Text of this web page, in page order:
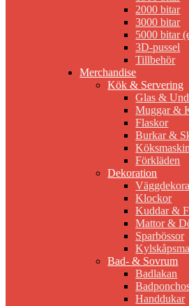
2000 bitar
3000 bitar
5000 bitar
3D-pussel
Tillbehör
Merchandise
Kök & Servering
Glas &
Muggar &
Flaskor
Burkar &
Förkläden
Dekoration
Klockor
Kuddar &
Mattor &
Sparbössor
Bad- & Sovrum
Badlakan
Handdukar